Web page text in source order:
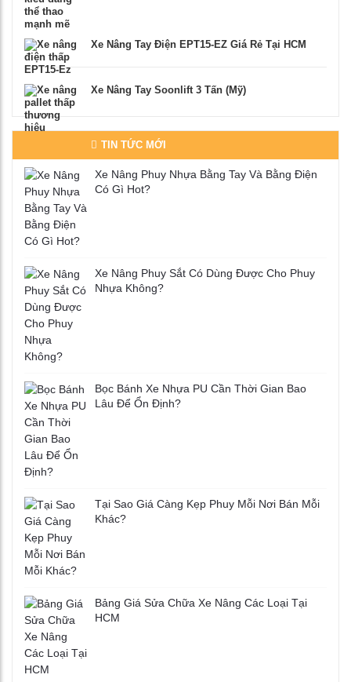
Xe Nâng Tay Điện EPT15-EZ Giá Rẻ Tại HCM
Xe Nâng Tay Soonlift 3 Tấn (Mỹ)
TIN TỨC MỚI
Xe Nâng Phuy Nhựa Bằng Tay Và Bằng Điện
Có Gì Hot?
Xe Nâng Phuy Sắt Có Dùng Được Cho Phuy
Nhựa Không?
Bọc Bánh Xe Nhựa PU Cần Thời Gian Bao
Lâu Để Ổn Định?
Tại Sao Giá Càng Kẹp Phuy Mỗi Nơi Bán Mỗi
Khác?
Bảng Giá Sửa Chữa Xe Nâng Các Loại Tại
HCM